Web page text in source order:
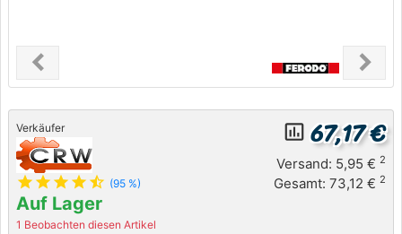
chevron_leftPrevious chevron_right
Next
Verkäufer
star star star star star_half (95 %)
Auf Lager
1 Beobachten diesen Artikel
insert_chart_outlined 67,17 €
Versand: 5,95 € 2
Gesamt: 73,12 € 2